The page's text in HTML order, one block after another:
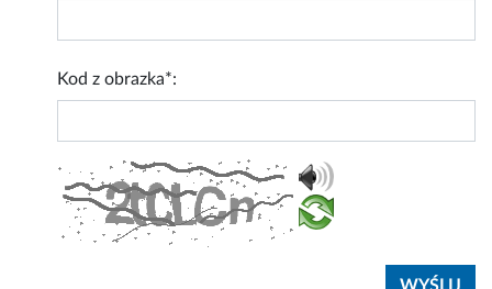
Kod z obrazka*: